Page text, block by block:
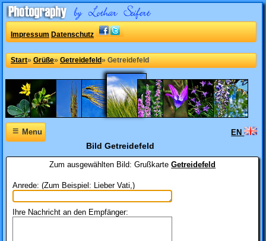
Impressum Datenschutz
Start» Grüße» Getreidefeld» Getreidefeld
≡Menu EN
Bild Getreidefeld
Zum ausgewählten Bild:GrußkarteGetreidefeld
Anrede: (Zum Beispiel: Lieber Vati,)
Ihre Nachricht an den Empfänger: